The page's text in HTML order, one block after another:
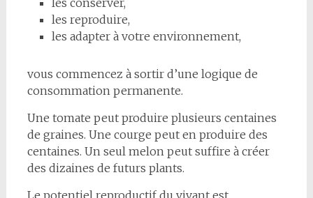
les reproduire,
les adapter à votre environnement,
vous commencez à sortir d’une logique de
consommation permanente.
Une tomate peut produire plusieurs centaines
de graines. Une courge peut en produire des
centaines. Un seul melon peut suffire à créer
des dizaines de futurs plants.
Le potentiel reproductif du vivant est